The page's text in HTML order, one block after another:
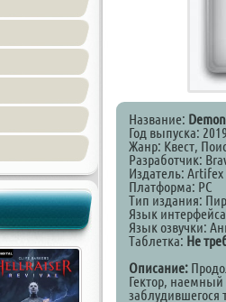
Название:
Год выпуска:
Жанр: Квест,
Разработчик:
Издатель:
Платформа: PC
Тип издания:
Язык
Язык озвучки:
Таблетка: Не
Описание:
Гектор, наемный
заблудившегося